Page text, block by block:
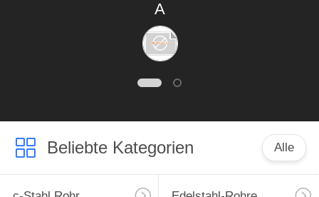
A
Beliebte Kategorien Alle